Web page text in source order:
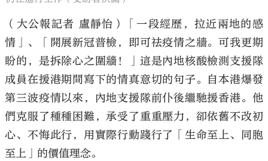
（大公報記者 盧靜怡）「一段經歷，拉近兩地的感
情」、「開展新冠普檢，即可祛疫情之牆。可我更期
盼的，是拆除心之圍牆！」這是內地核酸檢測支援隊
成員在援港期間寫下的情真意切的句子。自本港爆發
第三波疫情以來，內地支援隊前仆後繼馳援香港。他
們克服了種種困難，承受了重重壓力，卻依舊不改初
心、不悔此行，用實際行動踐行了「生命至上、同胞
至上」的價值理念。